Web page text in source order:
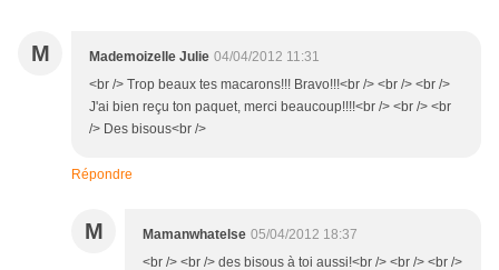
M Mademoizelle Julie 04/04/2012 11:31
<br /> Trop beaux tes macarons!!! Bravo!!!<br /> <br /> <br />
J'ai bien reçu ton paquet, merci beaucoup!!!!<br /> <br /> <br
/> Des bisous<br />
Répondre
M Mamanwhatelse 05/04/2012 18:37
<br /> <br /> des bisous à toi aussi!<br /> <br /> <br />